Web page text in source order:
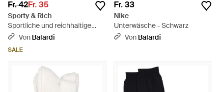
Fr. 42Fr. 35
Sporty & Rich
Sportliche und reichhaltige
Unterwäsche - Weiß
Von Balardi
SALE
Fr. 33
Nike
Unterwäsche - Schwarz
Von Balardi